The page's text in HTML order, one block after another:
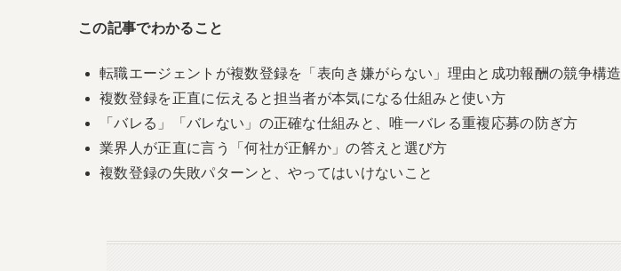
この記事でわかること
転職エージェントが複数登録を「表向き嫌がらない」理由と成功報酬の競争構造
複数登録を正直に伝えると担当者が本気になる仕組みと使い方
「バレる」「バレない」の正確な仕組みと、唯一バレる重複応募の防ぎ方
業界人が正直に言う「何社が正解か」の答えと選び方
複数登録の失敗パターンと、やってはいけないこと